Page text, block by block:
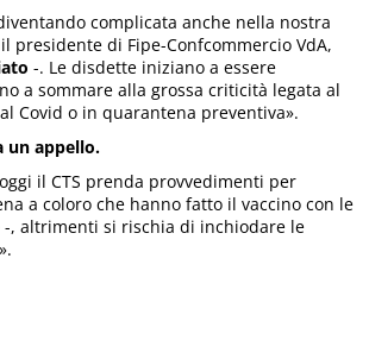
complicata anche nella nostra
presidente di Fipe-Confcommercio VdA,
-. Le disdette iniziano a essere
a sommare alla grossa criticità legata al
Covid o in quarantena preventiva».
un appello.
il CTS prenda provvedimenti per
a coloro che hanno fatto il vaccino con le
-, altrimenti si rischia di inchiodare le